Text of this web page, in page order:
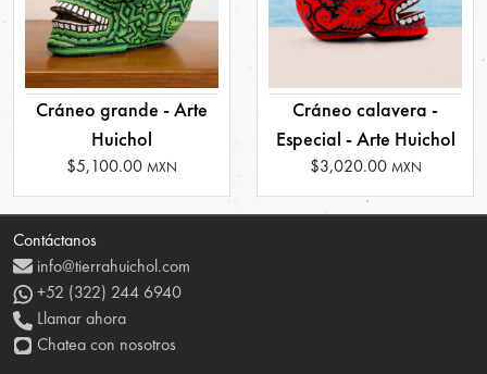
Cráneo grande - Arte
Huichol
$5,100.00 MXN
Cráneo calavera -
Especial - Arte Huichol
$3,020.00 MXN
Contáctanos
info@tierrahuichol.com
+52 (322) 244 6940
Llamar ahora
Chatea con nosotros